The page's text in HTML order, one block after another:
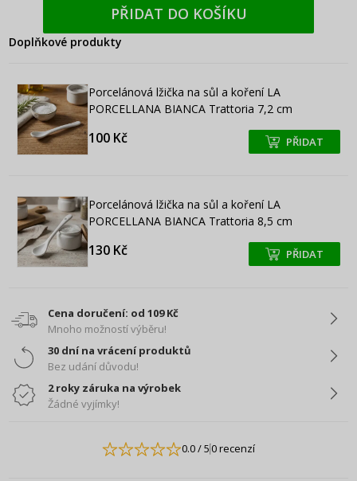
PŘIDAT DO KOŠÍKU
Doplňkové produkty
Porcelánová lžička na sůl a koření LA
PORCELLANA BIANCA Trattoria 7,2 cm
100 Kč +
+ PŘIDAT
Porcelánová lžička na sůl a koření LA
PORCELLANA BIANCA Trattoria 8,5 cm
130 Kč +
+ PŘIDAT
Cena doručení: od 109 Kč
Mnoho možností výběru!
30 dní na vrácení produktů
Bez udání důvodu!
2 roky záruka na výrobek
Žádné vyjímky!
0.0/ 50 recenzí